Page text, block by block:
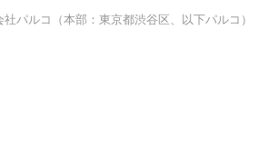
パルコ（本部：東京都渋谷区、以下パルコ）